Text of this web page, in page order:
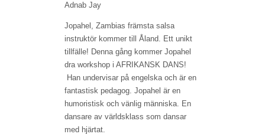
Adnab Jay
Jopahel, Zambias främsta salsa
instruktör kommer till Åland. Ett unikt
tillfälle! Denna gång kommer Jopahel
dra workshop i AFRIKANSK DANS!
Han undervisar på engelska och är en
fantastisk pedagog. Jopahel är en
humoristisk och vänlig människa. En
dansare av världsklass som dansar
med hjärtat.